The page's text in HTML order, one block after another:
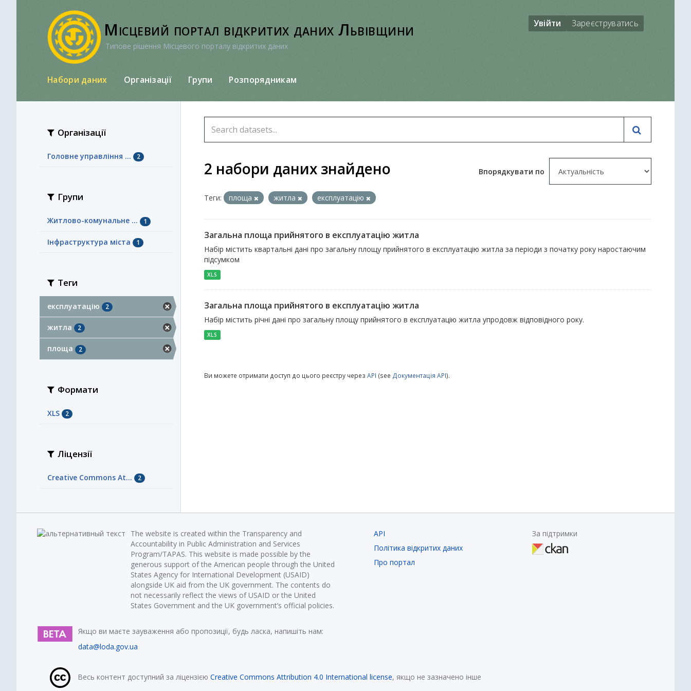
Місцевий портал відкритих даних Львівщини
Типове рішення Місцевого порталу відкритих даних
Увійти Зареєструватись
Набори даних Організації Групи Розпорядникам
Організації
Головне управління ... 2
Групи
Житлово-комунальне ... 1
Інфраструктура міста 1
Теги
експлуатацію 2
житла 2
площа 2
Формати
XLS 2
Ліцензії
Creative Commons At... 2
Впорядкувати по
2 набори даних знайдено
Теги: площа житла експлуатацію
Загальна площа прийнятого в експлуатацію житла
Набір містить квартальні дані про загальну площу прийнятого в експлуатацію житла за періоди з початку року наростаючим
підсумком
XLS
Загальна площа прийнятого в експлуатацію житла
Набір містить річні дані про загальну площу прийнятого в експлуатацію житла упродовж відповідного року.
XLS
Ви можете отримати доступ до цього реєстру через API (see Документація API).
The website is created within the Transparency and
Accountability in Public Administration and Services
Program/TAPAS. This website is made possible by the
generous support of the American people through the United
States Agency for International Development (USAID)
alongside UK aid from the UK government. The contents do
not necessarily reflect the views of USAID or the United
States Government and the UK government’s official policies.
Якщо ви маєте зауваження або пропозиції, будь ласка, напишіть нам:
data@loda.gov.ua
API
Політика відкритих даних
Про портал
За підтримки
Весь контент доступний за ліцензією Creative Commons Attribution 4.0 International license, якщо не зазначено інше